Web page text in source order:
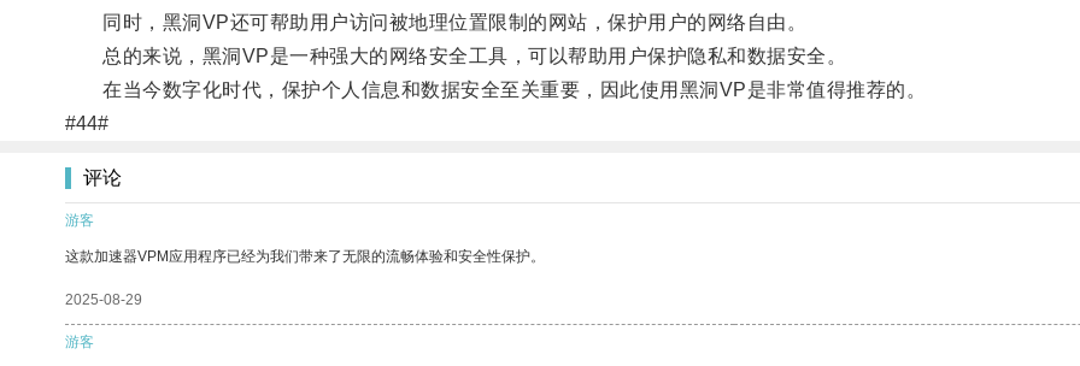
同时，黑洞VP还可帮助用户访问被地理位置限制的网站，保护用户的网络自由。
总的来说，黑洞VP是一种强大的网络安全工具，可以帮助用户保护隐私和数据安全。
在当今数字化时代，保护个人信息和数据安全至关重要，因此使用黑洞VP是非常值得推荐的。
#44#
评论
游客
这款加速器VPM应用程序已经为我们带来了无限的流畅体验和安全性保护。
2025-08-29
游客